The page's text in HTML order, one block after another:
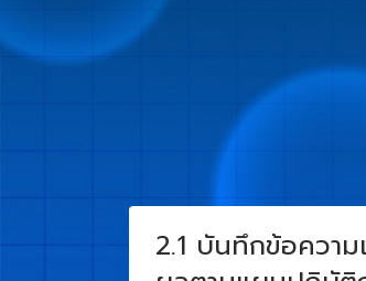
2.1 บันทึกข้อควา